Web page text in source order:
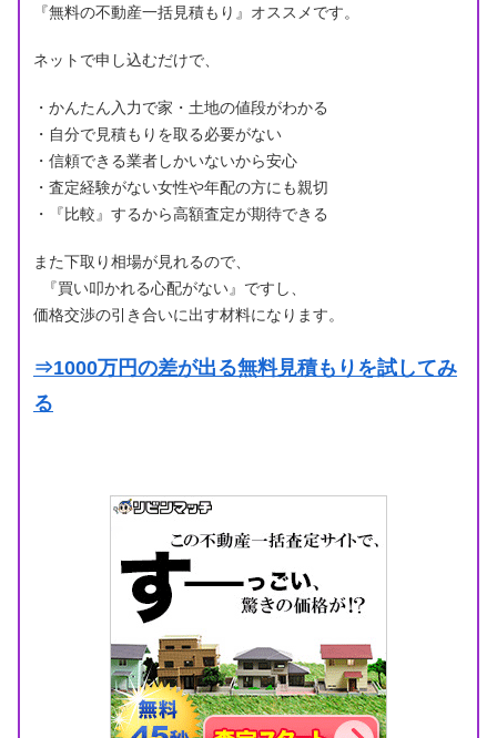
『無料の不動産一括見積もり』オススメです。
ネットで申し込むだけで、
・かんたん入力で家・土地の値段がわかる
・自分で見積もりを取る必要がない
・信頼できる業者しかいないから安心
・査定経験がない女性や年配の方にも親切
・『比較』するから高額査定が期待できる
また下取り相場が見れるので、
『買い叩かれる心配がない』ですし、
価格交渉の引き合いに出す材料になります。
⇒1000万円の差が出る無料見積もりを試してみ
る